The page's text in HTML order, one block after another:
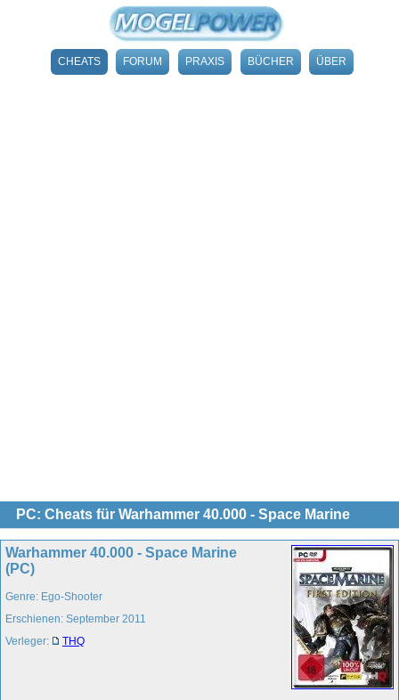
CHEATS FORUM PRAXIS BÜCHER ÜBER
PC: Cheats für Warhammer 40.000 - Space Marine
Warhammer 40.000 - Space Marine
(PC)
Genre: Ego-Shooter
Erschienen: September 2011
Verleger:
THQ